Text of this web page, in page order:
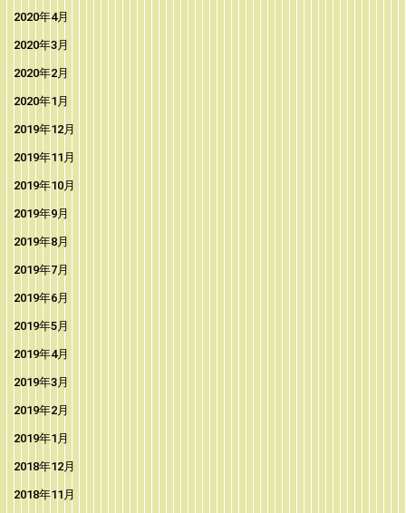
2020年4月
2020年3月
2020年2月
2020年1月
2019年12月
2019年11月
2019年10月
2019年9月
2019年8月
2019年7月
2019年6月
2019年5月
2019年4月
2019年3月
2019年2月
2019年1月
2018年12月
2018年11月